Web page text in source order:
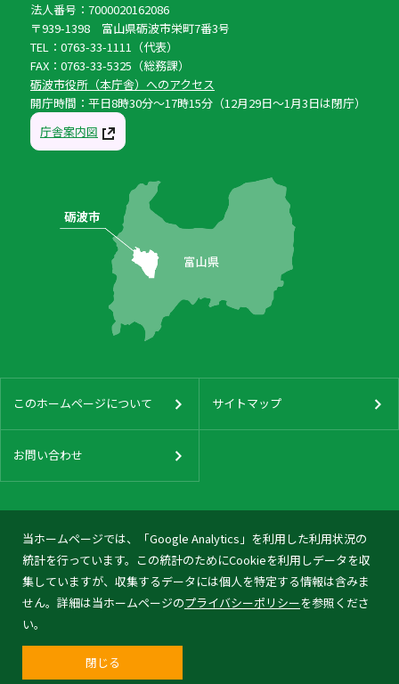
当ホームページでは、「Google Analytics」を利用した利用状況の
統計を行っています。この統計のためにCookieを利用しデータを収
集していますが、収集するデータには個人を特定する情報は含みま
せん。詳細は当ホームページのプライバシーポリシーを参照くださ
い。
閉じる
法人番号：7000020162086
〒939-1398 富山県砺波市栄町7番3号
TEL：0763-33-1111（代表）
FAX：0763-33-5325（総務課）
砺波市役所（本庁舎）へのアクセス
開庁時間：平日8時30分〜17時15分（12月29日〜1月3日は閉庁）
庁舎案内図
このホームページについて サイトマップ
お問い合わせ